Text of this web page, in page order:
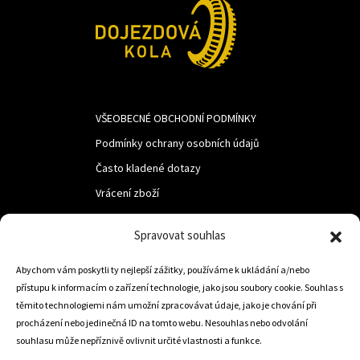
Spravovat souhlas
Abychom vám poskytli ty nejlepší zážitky, používáme k ukládání a/nebo
přístupu k informacím o zařízení technologie, jako jsou soubory cookie. Souhlas s
těmito technologiemi nám umožní zpracovávat údaje, jako je chování při
procházení nebo jedinečná ID na tomto webu. Nesouhlas nebo odvolání
souhlasu může nepříznivě ovlivnit určité vlastnosti a funkce.
VŠEOBECNÉ OBCHODNÍ PODMÍNKY
Podmínky ochrany osobních údajů
Často kladené dotazy
Vrácení zboží
LUF s.r.o.
Nám. M.R.Štefanika 518,
Trstená 02801